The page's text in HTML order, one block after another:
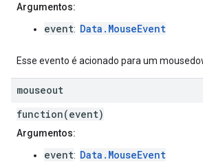
Argumentos:
event: Data.MouseEvent
Esse evento é acionado para um
mouseout
function(event)
Argumentos:
event: Data.MouseEvent